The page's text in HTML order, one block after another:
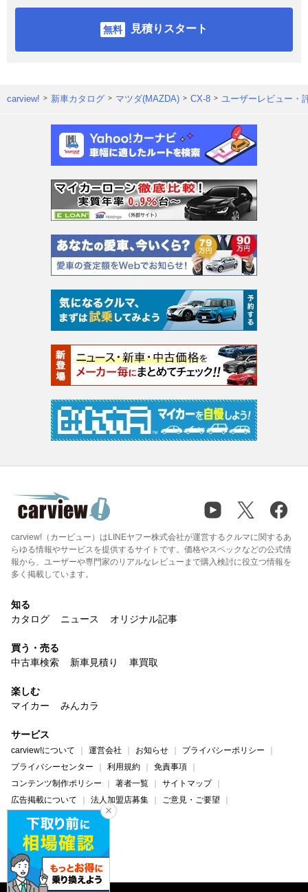
見積りスタート
carview! 新車カタログ マツダ(MAZDA) CX-8 ユーザーレビュー・
carview!（カービュー）はLINEヤフー株式会社が運営するクルマに関するあ
らゆる情報やサービスを提供するサイトです。価格やスペックなどの公式情
報から、ユーザーや専門家のリアルなレビューまで購入検討に役立つ情報を
多く掲載しています。
知る
カタログ
ニュース オリジナル記事
買う・売る
中古車検索
新車見積り 車買取
楽しむ
マイカー
みんカラ
サービス
carview!について 運営会社 お知らせ
プライバシーポリシー
プライバシーセンター
利用規約
免責事項
コンテンツ制作ポリシー
著者一覧
サイトマップ
広告掲載について
法人加盟店募集
ご意見・ご要望
ヘルプ・お問い合わせ
carview! Yahoo! JAPAN